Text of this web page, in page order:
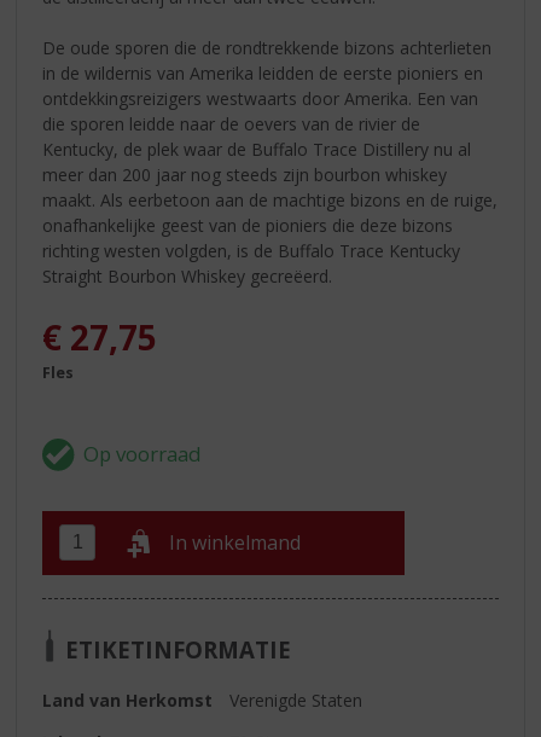
De oude sporen die de rondtrekkende bizons achterlieten
in de wildernis van Amerika leidden de eerste pioniers en
ontdekkingsreizigers westwaarts door Amerika. Een van
die sporen leidde naar de oevers van de rivier de
Kentucky, de plek waar de Buffalo Trace Distillery nu al
meer dan 200 jaar nog steeds zijn bourbon whiskey
maakt. Als eerbetoon aan de machtige bizons en de ruige,
onafhankelijke geest van de pioniers die deze bizons
richting westen volgden, is de Buffalo Trace Kentucky
Straight Bourbon Whiskey gecreëerd.
€ 27,75
Fles
In winkelmand
ETIKETINFORMATIE
Land van Herkomst
Verenigde Staten